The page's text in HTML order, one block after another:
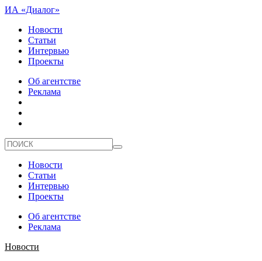
ИА «Диалог»
Новости
Статьи
Интервью
Проекты
Об агентстве
Реклама
Новости
Статьи
Интервью
Проекты
Об агентстве
Реклама
Новости